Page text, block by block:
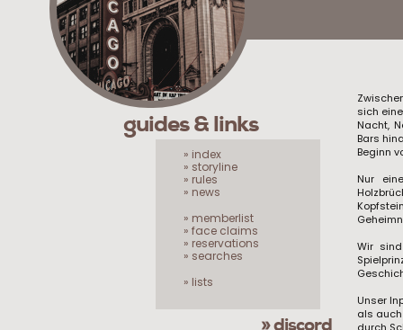
sich
Nacht,
Bars
Beginn
Nur
Wir
Unser
als
guides & links
» index
» storyline
» rules
» news
» memberlist
» face claims
» reservations
» searches
» lists
» discord